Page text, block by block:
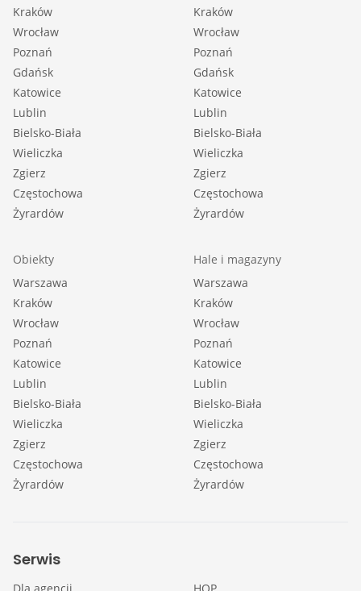
Kraków
Wrocław
Poznań
Gdańsk
Katowice
Lublin
Bielsko-Biała
Wieliczka
Zgierz
Częstochowa
Żyrardów
Kraków
Wrocław
Poznań
Gdańsk
Katowice
Lublin
Bielsko-Biała
Wieliczka
Zgierz
Częstochowa
Żyrardów
Obiekty
Warszawa
Kraków
Wrocław
Poznań
Katowice
Lublin
Bielsko-Biała
Wieliczka
Zgierz
Częstochowa
Żyrardów
Hale i magazyny
Warszawa
Kraków
Wrocław
Poznań
Katowice
Lublin
Bielsko-Biała
Wieliczka
Zgierz
Częstochowa
Żyrardów
Serwis